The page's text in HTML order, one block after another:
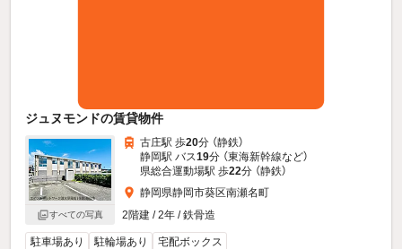
ジュヌモンドの賃貸物件
すべての写真
古庄駅 歩20分 （静鉄）
静岡駅 バス19分 （東海新幹線など）
県総合運動場駅 歩22分 （静鉄）
静岡県静岡市葵区南瀬名町
2階建 / 2年 / 鉄骨造
駐車場あり 駐輪場あり 宅配ボックス